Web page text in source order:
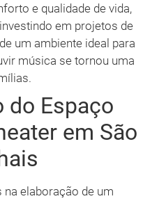
e qualidade de vida,
em projetos de
um ambiente ideal para
música se tornou uma
do Espaço
em São
elaboração de um